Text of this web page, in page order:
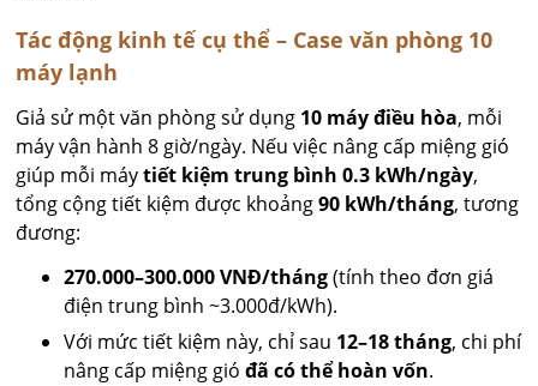
Tác động kinh tế cụ thể – Case văn phòng 10
máy lạnh
Giả sử một văn phòng sử dụng 10 máy điều hòa, mỗi
máy vận hành 8 giờ/ngày. Nếu việc nâng cấp miệng gió
giúp mỗi máytiết kiệm trung bình 0.3 kWh/ngày,
tổng cộng tiết kiệm được khoảng90 kWh/tháng, tương
đương:
270.000–300.000 VNĐ/tháng(tính theo đơn giá
điện trung bình ~3.000đ/kWh).
Với mức tiết kiệm này, chỉ sau 12–18 tháng, chi phí
nâng cấp miệng gióđã có thể hoàn vốn.